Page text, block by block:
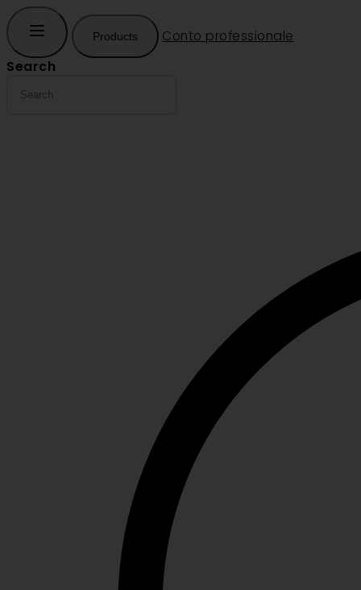
Products
Conto professionale
Search